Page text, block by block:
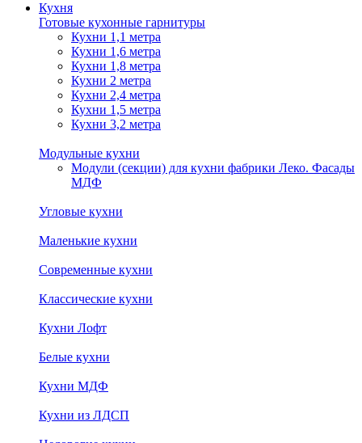
Кухня
Готовые кухонные гарнитуры
Кухни 1,1 метра
Кухни 1,6 метра
Кухни 1,8 метра
Кухни 2 метра
Кухни 2,4 метра
Кухни 1,5 метра
Кухни 3,2 метра
Модульные кухни
Модули (секции) для кухни фабрики Леко. Фасады
МДФ
Угловые кухни
Маленькие кухни
Современные кухни
Классические кухни
Кухни Лофт
Белые кухни
Кухни МДФ
Кухни из ЛДСП